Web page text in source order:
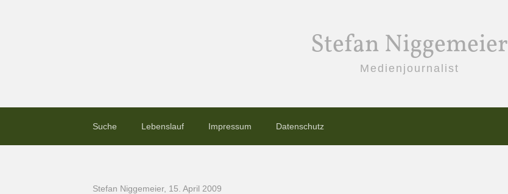
Stefan Niggemeier
Medienjournalist
Suche Lebenslauf Impressum Datenschutz
Stefan Niggemeier, 15. April 2009